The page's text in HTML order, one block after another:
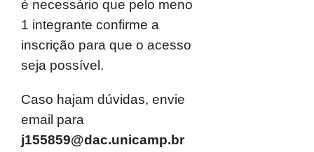
é necessário que pelo meno
1 integrante confirme a
inscrição para que o acesso
seja possível.
Caso hajam dúvidas, envie
email para
j155859@dac.unicamp.br